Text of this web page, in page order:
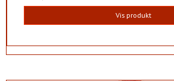
Vis produkt